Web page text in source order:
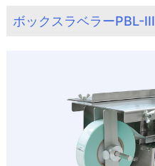
ボックスラベラーPBL-III